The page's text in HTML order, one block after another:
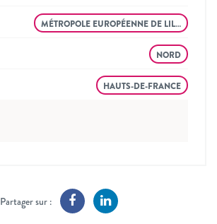
MÉTROPOLE EUROPÉENNE DE LIL…
NORD
HAUTS-DE-FRANCE
Partager sur :